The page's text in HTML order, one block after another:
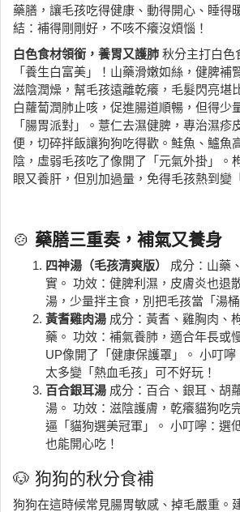
藥膳，讓毛孩吃得健康、動得開心、睡得
結：補得剛剛好，不咳不癢沒煩惱！
白色食材領銜，養胃又護肺 秋分主打白色
「養生白富美」！山藥滑嫩如絲，健脾補
滋陰潤燥，幫毛孩遠離乾癢，毛髮閃亮堪
白蘿蔔潤肺止咳，促進腸道順暢，但得少
「腸胃派對」。薏仁去濕健脾，專治濕疹
便，切碎拌飯讓狗狗吃得歡。鮭魚、鱸魚
陰，虛弱毛孩吃了像開了「元氣外掛」。
眼又養肝，但別加過量，免得毛孩熱到變
🍲 藥膳三重奏，補氣又養身
四神湯（毛孩清爽版）
成分：山藥
實。 功效：健脾利濕，皮膚炎也退
湯，少量拌主食，別把毛孩當「湯桶
黃耆雞肉湯 成分：黃耆、雞胸肉、
藥。 功效：補氣養肺，適合年長或
UP像開了「健康保護罩」。 小叮嚀
太多變「熱血毛孩」可不好玩！
百合銀耳湯 成分：百合、銀耳、胡
湯。 功效：滋陰護膚，乾癢貓狗吃
逼「貓狗選美冠軍」。 小叮嚀：選
也能開心吃！
🐶 狗狗的秋分食補
狗狗在這時候常見腸胃敏感、掉毛嚴重。